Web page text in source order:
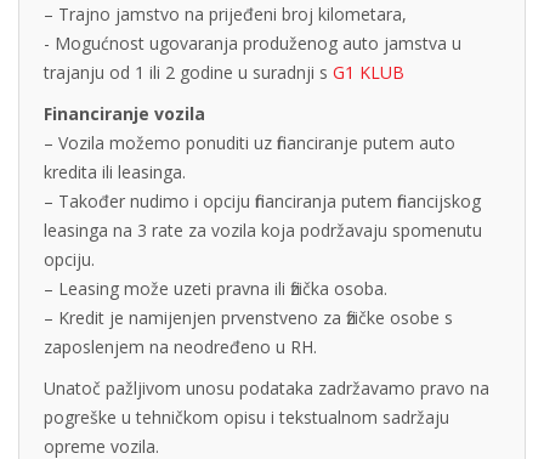
– Trajno jamstvo na prijeđeni broj kilometara,
- Mogućnost ugovaranja produženog auto jamstva u
trajanju od 1 ili 2 godine u suradnji s G1 KLUB
Financiranje vozila
– Vozila možemo ponuditi uz financiranje putem auto
kredita ili leasinga.
– Također nudimo i opciju financiranja putem financijskog
leasinga na 3 rate za vozila koja podržavaju spomenutu
opciju.
– Leasing može uzeti pravna ili fizička osoba.
– Kredit je namijenjen prvenstveno za fizičke osobe s
zaposlenjem na neodređeno u RH.
Unatoč pažljivom unosu podataka zadržavamo pravo na
pogreške u tehničkom opisu i tekstualnom sadržaju
opreme vozila.